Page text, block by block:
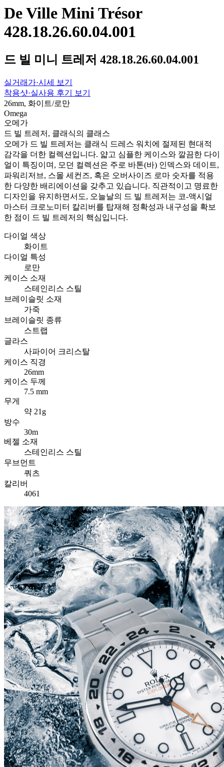
De Ville Mini Trésor
428.18.26.60.04.001
드 빌 미니 트레저 428.18.26.60.04.001
실거래가·시세 보기
착용샷·실사용 후기 보기
26mm, 화이트/로만
Omega
오메가
드 빌 트레저, 클래식의 클래스
오메가 드 빌 트레저는 클래식 드레스 워치에 절제된 현대적
감각을 더한 컬렉션입니다. 얇고 심플한 케이스와 깔끔한 다이
얼이 특징이며, 모던 컬렉션은 주로 바톤(바) 인덱스와 데이트,
파워리저브, 스몰 세컨즈, 혹은 오버사이즈 로마 숫자를 적용
한 다양한 배리에이션을 갖추고 있습니다. 직관적이고 명료한
디자인을 유지하면서도, 오늘날의 드 빌 트레저는 코-액시얼
마스터 크로노미터 칼리버를 탑재해 정확성과 내구성을 확보
한 점이 드 빌 트레저의 핵심입니다.
다이얼 색상
화이트
다이얼 특성
로만
케이스 소재
스테인리스 스틸
브레이슬릿 소재
가죽
브레이슬릿 종류
스트랩
글라스
사파이어 크리스탈
케이스 직경
26mm
케이스 두께
7.5 mm
무게
약 21g
방수
30m
베젤 소재
스테인리스 스틸
무브먼트
쿼츠
칼리버
4061